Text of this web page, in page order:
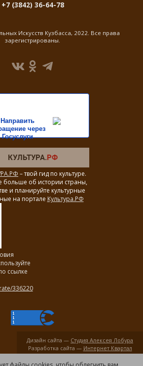
+7 (3842) 36-64-78
Искусств Кузбасса, 2022. Все права
зарегистрированы.
Дизайн сайта — Студия Алексея Лобура
Разработка сайта — Интернет Квартал
Направить
через
Госуслуги
– твой гид по культуре.
больше об истории страны,
и планируйте культурные
на портале Культура.РФ
ссылке
336220